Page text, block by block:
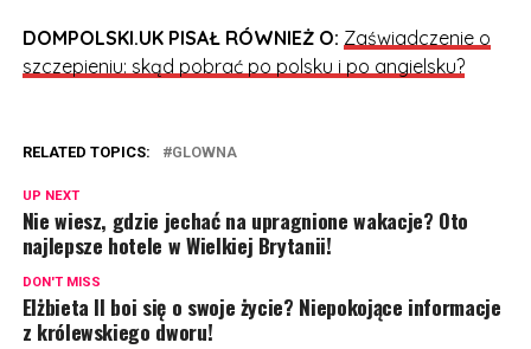
DOMPOLSKI.UK PISAŁ RÓWNIEŻ O: Zaświadczenie o
szczepieniu: skąd pobrać po polsku i po angielsku?
RELATED TOPICS: GLOWNA
UP NEXT
Nie wiesz, gdzie jechać na upragnione wakacje? Oto
najlepsze hotele w Wielkiej Brytanii!
DON'T MISS
Elżbieta II boi się o swoje życie? Niepokojące informacje
z królewskiego dworu!